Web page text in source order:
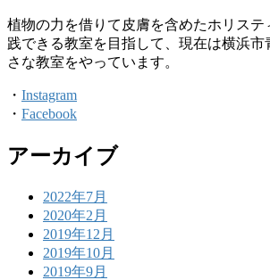
植物の力を借りて皮膚を含めたホリステ
践できる教室を目指して、現在は横浜
さな教室をやっています。
・ Instagram
・ Facebook
アーカイブ
2022年7月
2020年2月
2019年12月
2019年10月
2019年9月